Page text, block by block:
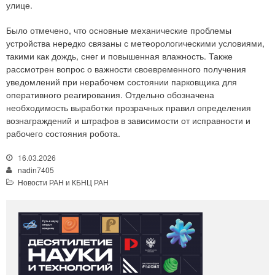
улице.
Было отмечено, что основные механические проблемы
устройства нередко связаны с метеорологическими условиями,
такими как дождь, снег и повышенная влажность. Также
рассмотрен вопрос о важности своевременного получения
уведомлений при нерабочем состоянии парковщика для
оперативного реагирования. Отдельно обозначена
необходимость выработки прозрачных правил определения
вознаграждений и штрафов в зависимости от исправности и
рабочего состояния робота.
16.03.2026
nadin7405
Новости РАН и КБНЦ РАН